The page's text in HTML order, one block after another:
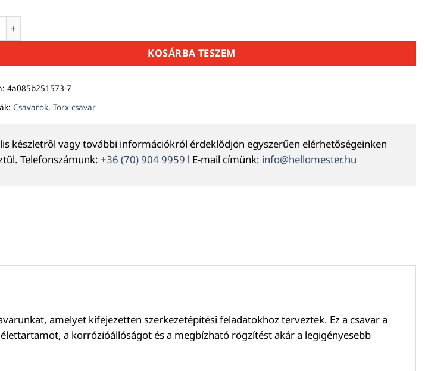
csavar lapos nagyfejű önmetsző 8x80 mennyiség
KOSÁRBA TESZEM
4a085b251573-7
Csavarok, Torx csavar
készletről vagy további információkról érdeklődjön egyszerűen elérhetőségeinken
Telefonszámunk: +36 (70) 904 9959 l E-mail címünk: info@hellomester.hu
amelyet kifejezetten szerkezetépítési feladatokhoz terveztek. Ez a csavar a
a korrózióállóságot és a megbízható rögzítést akár a legigényesebb